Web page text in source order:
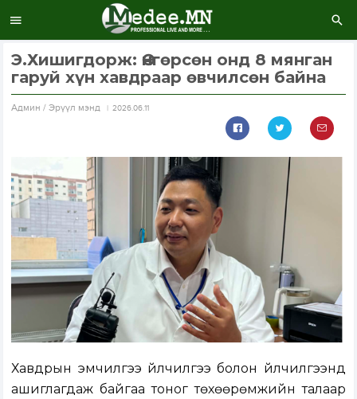
Э.Хишигдорж: Өнгөрсөн онд 8 мянган
гаруй хүн хавдраар өвчилсөн байна
Aдмин / Эрүүл мэнд 2026.06.11
Хавдрын эмчилгээ үйлчилгээ болон үйлчилгээнд
ашиглагдаж байгаа тоног төхөөрөмжийн талаар